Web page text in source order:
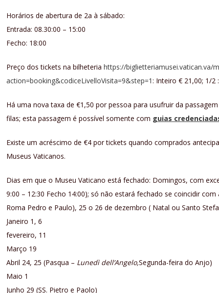
Horários de abertura de 2a à sábado:
Entrada: 08.30:00 – 15:00
Fecho: 18:00
Preço dos tickets na bilheteriahttps://biglietteriamusei.vatican.va/
action=booking&codiceLivelloVisita=9&step=1: Inteiro € 21,00; 1/2
Há uma nova taxa de €1,50 por pessoa para usufruir da
filas; esta passagem é possível somente com guias
Existe um acréscimo de €4 por tickets quando comprados
Museus Vaticanos.
Dias em que o Museu Vaticano está fechado: Domingos, com
9:00 – 12:30 Fecho 14:00); só não estará fechado se coincidir
Roma Pedro e Paulo), 25 o 26 de dezembro ( Natal ou Santo
Janeiro 1, 6
fevereiro, 11
Março 19
Abril 24, 25 (Pasqua – Lunedì dell’Angelo,Segunda-feira do Anjo)
Maio 1
Junho 29 (SS. Pietro e Paolo)